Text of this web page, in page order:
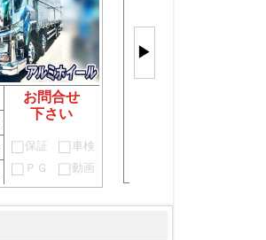
お問合せ
下さい
保証
車検
ＰＧ
動画
▶